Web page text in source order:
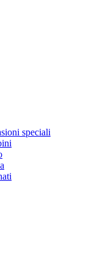
speciali